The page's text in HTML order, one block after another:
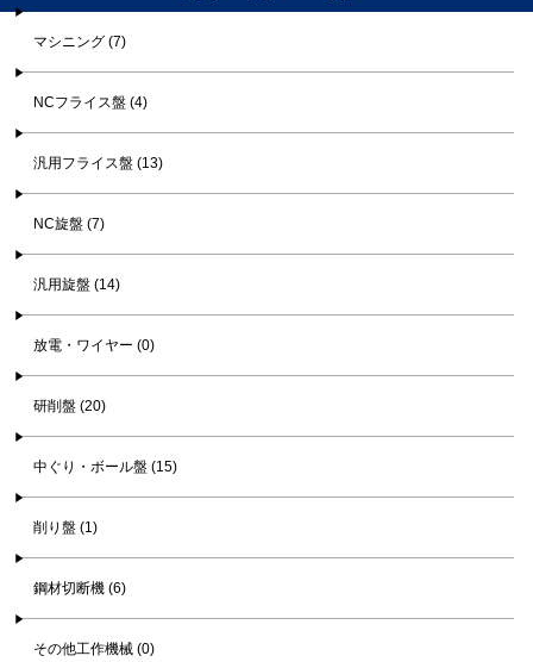
マシニング (7)
NCフライス盤 (4)
汎用フライス盤 (13)
NC旋盤 (7)
汎用旋盤 (14)
放電・ワイヤー (0)
研削盤 (20)
中ぐり・ボール盤 (15)
削り盤 (1)
鋼材切断機 (6)
その他工作機械 (0)